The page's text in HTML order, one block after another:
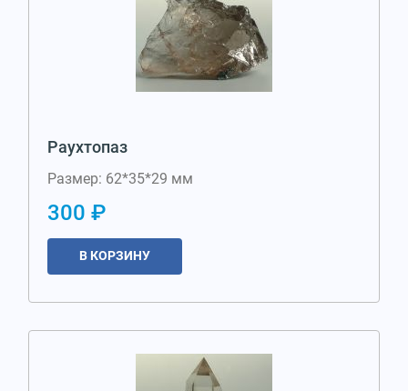
Раухтопаз
Размер: 62*35*29 мм
300 ₽
В КОРЗИНУ